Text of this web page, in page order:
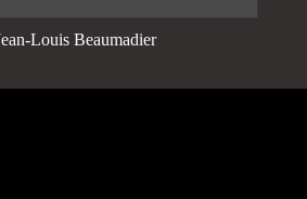
Louis Beaumadier